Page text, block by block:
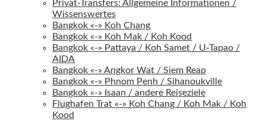
Privat-Transfers: Allgemeine Informationen /
Wissenswertes
Bangkok «-» Koh Chang
Bangkok «-» Koh Mak / Koh Kood
Bangkok «-» Pattaya / Koh Samet / U-Tapao /
AIDA
Bangkok «-» Angkor Wat / Siem Reap
Bangkok «-» Phnom Penh / Sihanoukville
Bangkok «-» Isaan / andere Reiseziele
Flughafen Trat «-» Koh Chang / Koh Mak / Koh
Kood